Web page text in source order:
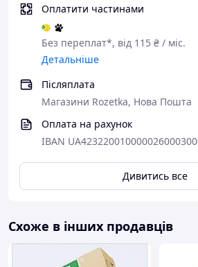
Оплатити частинами
Без переплат*, від 115 ₴ / міс.
Детальніше
Післяплата
Магазини Rozetka, Нова Пошта
Оплата на рахунок
IBAN
Дивитись все
Схоже в інших продавців